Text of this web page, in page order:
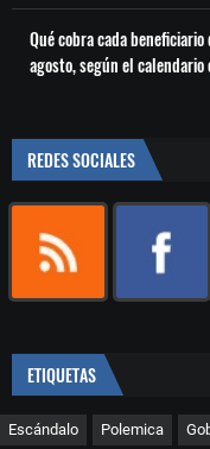
Qué cobra cada beneficiario
agosto, según el calendario
REDES SOCIALES
ETIQUETAS
Escándalo Polemica